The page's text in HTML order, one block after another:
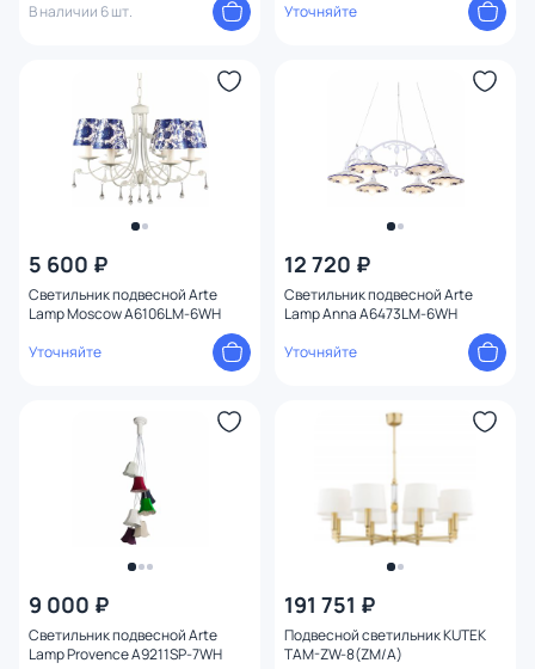
В наличии 6 шт.
Уточняйте
5 600 ₽
Светильник подвесной Arte
Lamp Moscow A6106LM-6WH
Уточняйте
12 720 ₽
Светильник подвесной Arte
Lamp Anna A6473LM-6WH
Уточняйте
9 000 ₽
Светильник подвесной Arte
Lamp Provence A9211SP-7WH
191 751 ₽
Подвесной светильник KUTEK
TAM-ZW-8(ZM/A)